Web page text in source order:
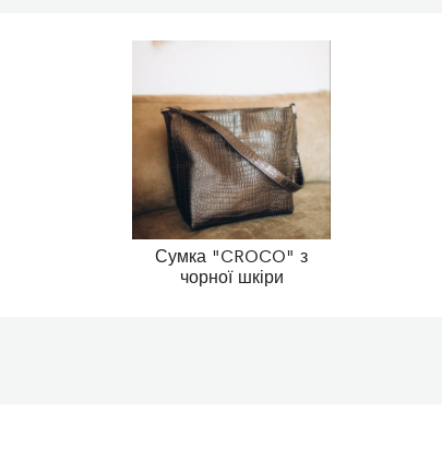
Сумка "CROCO" з
чорної шкіри